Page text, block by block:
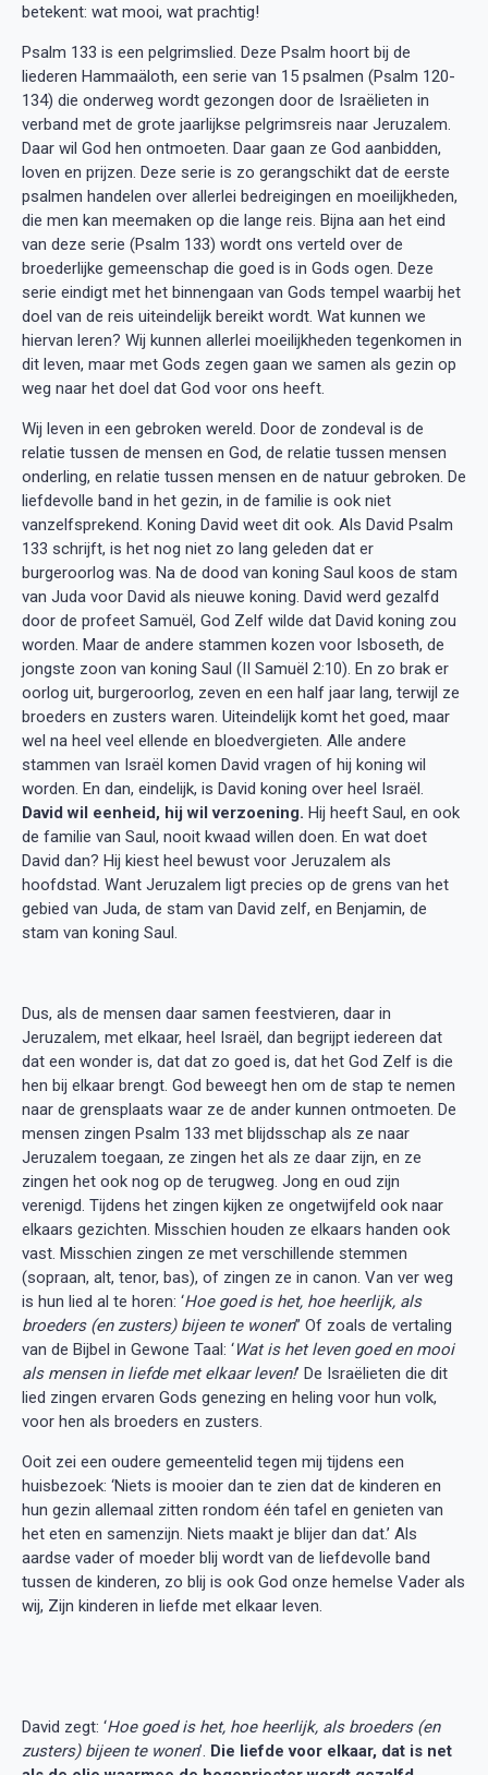
betekent: wat mooi, wat prachtig!
Psalm 133 is een pelgrimslied. Deze Psalm hoort bij de
liederen Hammaäloth, een serie van 15 psalmen (Psalm 120-
134) die onderweg wordt gezongen door de Israëlieten in
verband met de grote jaarlijkse pelgrimsreis naar Jeruzalem.
Daar wil God hen ontmoeten. Daar gaan ze God aanbidden,
loven en prijzen. Deze serie is zo gerangschikt dat de eerste
psalmen handelen over allerlei bedreigingen en moeilijkheden,
die men kan meemaken op die lange reis. Bijna aan het eind
van deze serie (Psalm 133) wordt ons verteld over de
broederlijke gemeenschap die goed is in Gods ogen. Deze
serie eindigt met het binnengaan van Gods tempel waarbij het
doel van de reis uiteindelijk bereikt wordt. Wat kunnen we
hiervan leren? Wij kunnen allerlei moeilijkheden tegenkomen in
dit leven, maar met Gods zegen gaan we samen als gezin op
weg naar het doel dat God voor ons heeft.
Wij leven in een gebroken wereld. Door de zondeval is de
relatie tussen de mensen en God, de relatie tussen mensen
onderling, en relatie tussen mensen en de natuur gebroken. De
liefdevolle band in het gezin, in de familie is ook niet
vanzelfsprekend. Koning David weet dit ook. Als David Psalm
133 schrijft, is het nog niet zo lang geleden dat er
burgeroorlog was. Na de dood van koning Saul koos de stam
van Juda voor David als nieuwe koning. David werd gezalfd
door de profeet Samuël, God Zelf wilde dat David koning zou
worden. Maar de andere stammen kozen voor Isboseth, de
jongste zoon van koning Saul (II Samuël 2:10). En zo brak er
oorlog uit, burgeroorlog, zeven en een half jaar lang, terwijl ze
broeders en zusters waren. Uiteindelijk komt het goed, maar
wel na heel veel ellende en bloedvergieten. Alle andere
stammen van Israël komen David vragen of hij koning wil
worden. En dan, eindelijk, is David koning over heel Israël.
David wil eenheid, hij wil verzoening. Hij heeft Saul, en ook
de familie van Saul, nooit kwaad willen doen. En wat doet
David dan? Hij kiest heel bewust voor Jeruzalem als
hoofdstad. Want Jeruzalem ligt precies op de grens van het
gebied van Juda, de stam van David zelf, en Benjamin, de
stam van koning Saul.
Dus, als de mensen daar samen feestvieren, daar in
Jeruzalem, met elkaar, heel Israël, dan begrijpt iedereen dat
dat een wonder is, dat dat zo goed is, dat het God Zelf is die
hen bij elkaar brengt. God beweegt hen om de stap te nemen
naar de grensplaats waar ze de ander kunnen ontmoeten. De
mensen zingen Psalm 133 met blijdsschap als ze naar
Jeruzalem toegaan, ze zingen het als ze daar zijn, en ze
zingen het ook nog op de terugweg. Jong en oud zijn
verenigd. Tijdens het zingen kijken ze ongetwijfeld ook naar
elkaars gezichten. Misschien houden ze elkaars handen ook
vast. Misschien zingen ze met verschillende stemmen
(sopraan, alt, tenor, bas), of zingen ze in canon. Van ver weg
is hun lied al te horen: ‘Hoe goed is het, hoe heerlijk, als
broeders (en zusters) bijeen te wonen” Of zoals de vertaling
van de Bijbel in Gewone Taal: ‘Wat is het leven goed en mooi
als mensen in liefde met elkaar leven!’ De Israëlieten die dit
lied zingen ervaren Gods genezing en heling voor hun volk,
voor hen als broeders en zusters.
Ooit zei een oudere gemeentelid tegen mij tijdens een
huisbezoek: ‘Niets is mooier dan te zien dat de kinderen en
hun gezin allemaal zitten rondom één tafel en genieten van
het eten en samenzijn. Niets maakt je blijer dan dat.’ Als
aardse vader of moeder blij wordt van de liefdevolle band
tussen de kinderen, zo blij is ook God onze hemelse Vader als
wij, Zijn kinderen in liefde met elkaar leven.
David zegt: ‘Hoe goed is het, hoe heerlijk, als broeders (en
zusters) bijeen te wonen’. Die liefde voor elkaar, dat is net